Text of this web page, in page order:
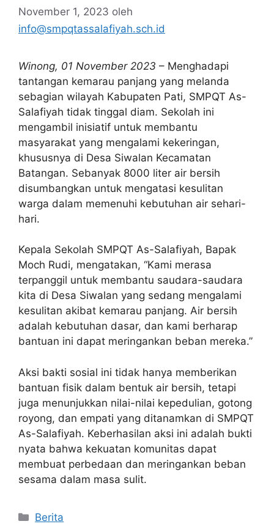
November 1, 2023 oleh
info@smpqtassalafiyah.sch.id
Winong, 01 November 2023 – Menghadapi
tantangan kemarau panjang yang melanda
sebagian wilayah Kabupaten Pati, SMPQT As-
Salafiyah tidak tinggal diam. Sekolah ini
mengambil inisiatif untuk membantu
masyarakat yang mengalami kekeringan,
khususnya di Desa Siwalan Kecamatan
Batangan. Sebanyak 8000 liter air bersih
disumbangkan untuk mengatasi kesulitan
warga dalam memenuhi kebutuhan air sehari-
hari.
Kepala Sekolah SMPQT As-Salafiyah, Bapak
Moch Rudi, mengatakan, “Kami merasa
terpanggil untuk membantu saudara-saudara
kita di Desa Siwalan yang sedang mengalami
kesulitan akibat kemarau panjang. Air bersih
adalah kebutuhan dasar, dan kami berharap
bantuan ini dapat meringankan beban mereka.”
Aksi bakti sosial ini tidak hanya memberikan
bantuan fisik dalam bentuk air bersih, tetapi
juga menunjukkan nilai-nilai kepedulian, gotong
royong, dan empati yang ditanamkan di SMPQT
As-Salafiyah. Keberhasilan aksi ini adalah bukti
nyata bahwa kekuatan komunitas dapat
membuat perbedaan dan meringankan beban
sesama dalam masa sulit.
Berita